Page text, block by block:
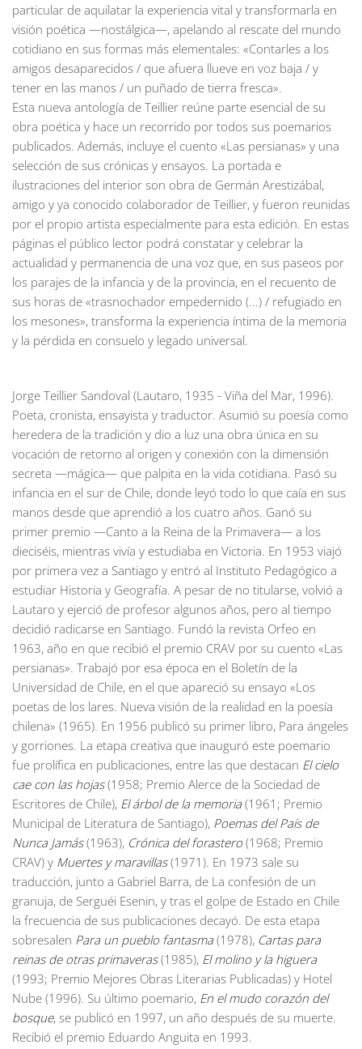
particular de aquilatar la experiencia vital y transformarla en
visión poética —nostálgica—, apelando al rescate del mundo
cotidiano en sus formas más elementales: «Contarles a los
amigos desaparecidos / que afuera llueve en voz baja / y
tener en las manos / un puñado de tierra fresca».
Esta nueva antología de Teillier reúne parte esencial de su
obra poética y hace un recorrido por todos sus poemarios
publicados. Además, incluye el cuento «Las persianas» y una
selección de sus crónicas y ensayos. La portada e
ilustraciones del interior son obra de Germán Arestizábal,
amigo y ya conocido colaborador de Teillier, y fueron reunidas
por el propio artista especialmente para esta edición. En estas
páginas el público lector podrá constatar y celebrar la
actualidad y permanencia de una voz que, en sus paseos por
los parajes de la infancia y de la provincia, en el recuento de
sus horas de «trasnochador empedernido (...) / refugiado en
los mesones», transforma la experiencia íntima de la memoria
y la pérdida en consuelo y legado universal.
Jorge Teillier Sandoval (Lautaro, 1935 - Viña del Mar, 1996).
Poeta, cronista, ensayista y traductor. Asumió su poesía como
heredera de la tradición y dio a luz una obra única en su
vocación de retorno al origen y conexión con la dimensión
secreta —mágica— que palpita en la vida cotidiana. Pasó su
infancia en el sur de Chile, donde leyó todo lo que caía en sus
manos desde que aprendió a los cuatro años. Ganó su
primer premio —Canto a la Reina de la Primavera— a los
dieciséis, mientras vivía y estudiaba en Victoria. En 1953 viajó
por primera vez a Santiago y entró al Instituto Pedagógico a
estudiar Historia y Geografía. A pesar de no titularse, volvió a
Lautaro y ejerció de profesor algunos años, pero al tiempo
decidió radicarse en Santiago. Fundó la revista Orfeo en
1963, año en que recibió el premio CRAV por su cuento «Las
persianas». Trabajó por esa época en el Boletín de la
Universidad de Chile, en el que apareció su ensayo «Los
poetas de los lares. Nueva visión de la realidad en la poesía
chilena» (1965). En 1956 publicó su primer libro, Para ángeles
y gorriones. La etapa creativa que inauguró este poemario
fue prolífica en publicaciones, entre las que destacan El cielo
cae con las hojas(1958; Premio Alerce de la Sociedad de
Escritores de Chile), El árbol de la memoria(1961; Premio
Municipal de Literatura de Santiago), Poemas del País de
Nunca Jamás(1963), Crónica del forastero (1968; Premio
CRAV) y Muertes y maravillas(1971). En 1973 sale su
traducción, junto a Gabriel Barra, de La confesión de un
granuja, de Serguéi Esenin, y tras el golpe de Estado en Chile
la frecuencia de sus publicaciones decayó. De esta etapa
sobresalen Para un pueblo fantasma(1978), Cartas para
reinas de otras primaveras(1985), El molino y la higuera
(1993; Premio Mejores Obras Literarias Publicadas) y Hotel
Nube (1996). Su último poemario, En el mudo corazón del
bosque, se publicó en 1997, un año después de su muerte.
Recibió el premio Eduardo Anguita en 1993.